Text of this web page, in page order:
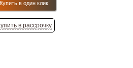
Купить в один клик!
в рассрочку